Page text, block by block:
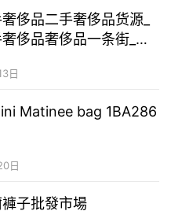
侈品二手奢侈品货源_
侈品奢侈品一条街_二
日
Matinee bag 1BA286
日
子批發市場